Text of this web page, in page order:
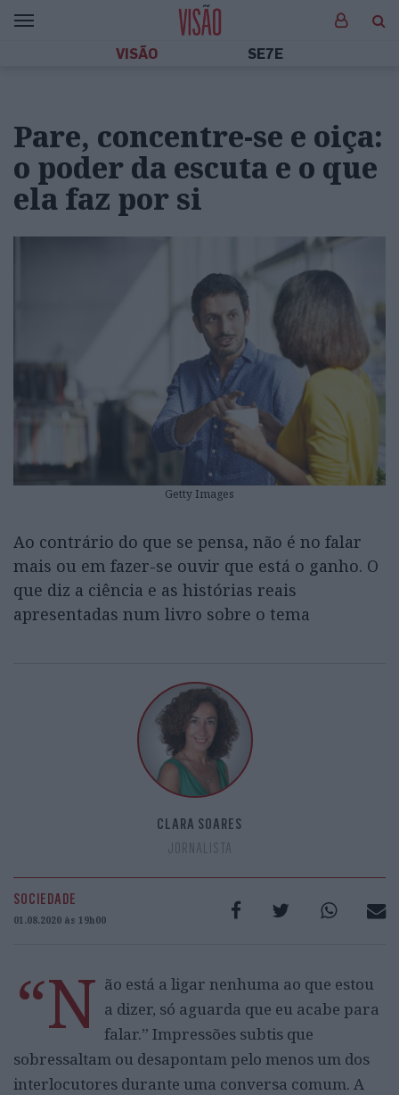
VISÃO SE7E
Pare, concentre-se e oiça:
o poder da escuta e o que
ela faz por si
Getty Images
Ao contrário do que se pensa, não é no falar
mais ou em fazer-se ouvir que está o ganho. O
que diz a ciência e as histórias reais
apresentadas num livro sobre o tema
CLARA SOARES
JORNALISTA
SOCIEDADE
01.08.2020 às 19h00
“N ão está a ligar nenhuma ao que estou
a dizer, só aguarda que eu acabe para
falar.” Impressões subtis que
sobressaltam ou desapontam pelo menos um dos
interlocutores durante uma conversa comum. A